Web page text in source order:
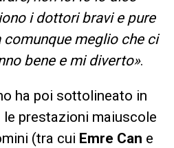
i dottori bravi e pure
comunque meglio che ci
bene e mi diverto».
ha poi sottolineato in
prestazioni maiuscole
(tra cui Emre Can e